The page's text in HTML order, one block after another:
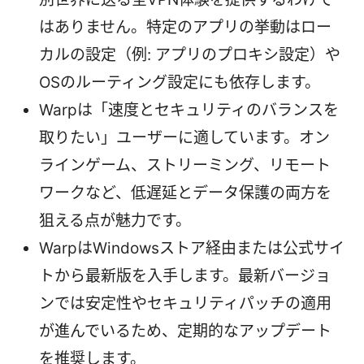
はありません。特定のアプリの挙動はロー
カルの設定（例: アプリのプロキシ設定）や
OSのルーティング設定にも依存します。
Warpは「速度とセキュリティのバランスを
取りたい」ユーザーに適しています。オン
ラインゲーム、ストリーミング、リモート
ワークなど、低遅延とデータ保護の両方を
狙える点が魅力です。
WarpはWindowsストア経由または公式サイ
トから最新版を入手します。最新バージョ
ンでは安定性やセキュリティパッチの適用
が進んでいるため、定期的なアップデート
を推奨します。